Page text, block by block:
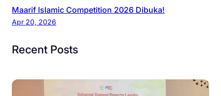
Maarif Islamic Competition 2026 Dibuka!
Apr 20, 2026
Recent Posts